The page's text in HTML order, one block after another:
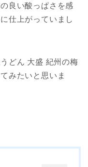
良い酸っぱさを感
仕上がっていまし
どん 大盛 紀州の梅
みたいと思いま